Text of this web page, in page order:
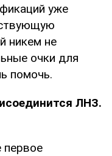
уже
никем не
очки для
помочь.
ЛНЗ.
первое